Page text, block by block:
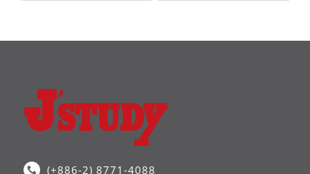
(+886-2) 8771-4088